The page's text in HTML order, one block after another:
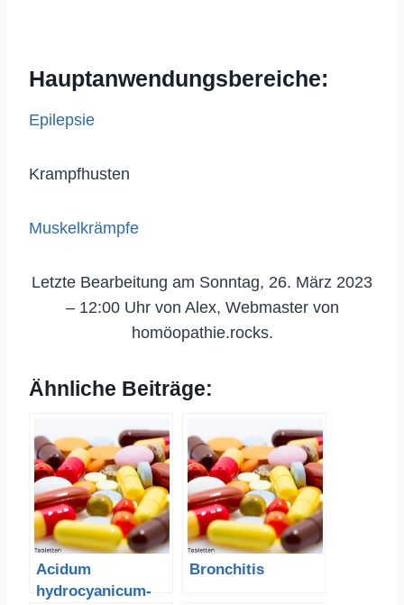
Hauptanwendungsbereiche:
Epilepsie
Krampfhusten
Muskelkrämpfe
Letzte Bearbeitung am Sonntag, 26. März 2023
– 12:00 Uhr von Alex, Webmaster von
homöopathie.rocks.
Ähnliche Beiträge:
Acidum
hydrocyanicum-
Bronchitis